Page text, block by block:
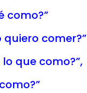
como?”
quiero comer?”
lo que como?”,